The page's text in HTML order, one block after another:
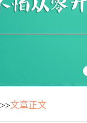
>>文章正文